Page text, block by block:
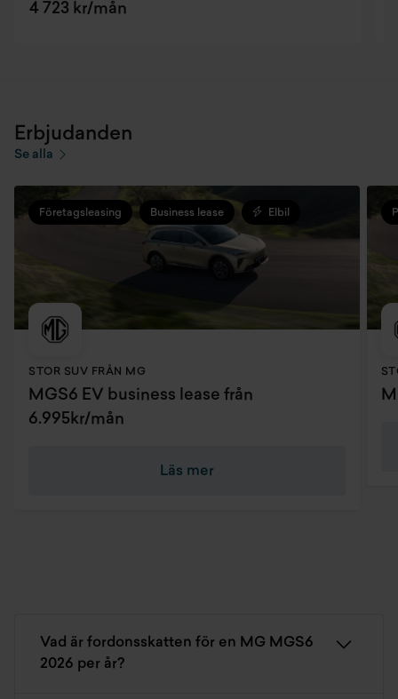
4 723 kr/mån
Erbjudanden
Se alla
Företagsleasing Business lease Elbil
STOR SUV FRÅN MG
MGS6 EV business lease från
6.995kr/mån
Läs mer
Vad är fordonsskatten för en MG MGS6
2026 per år?